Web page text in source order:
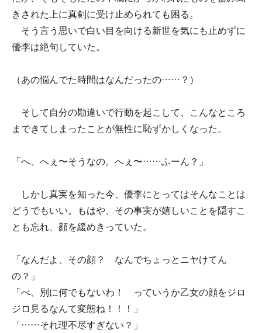
きされた上に真剣に受け止められても困る。
そう言う思いで白い目を向ける新世を気にも止めずに
優李は絶句していた。
（あの悩んでた時間はなんだったの……？）
そして自分の勘違いで行動を起こして、こんなところ
まできてしまったことが無性に恥ずかしくなった。
「へ、へぇ〜そうなの。へぇ〜……ふーん？」
しかし真実を知った今、優李にとってはそんなことは
どうでもいい。もはや、その事実が嬉しいことを隠すこ
とも忘れ、顔を緩めきっていた。
「なんだよ、その顔？ なんでちょっとニヤけてん
の？」
「べ、別に何でもないわ！ っていうか乙女の顔をジロ
ジロ見るなんて変態ね！！！」
「……それ理不尽すぎない？」